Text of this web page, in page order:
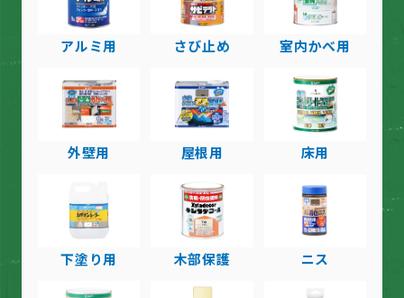
アルミ用 さび止め 室内かべ用
外壁用 屋根用 床用
下塗り用 木部保護 ニス